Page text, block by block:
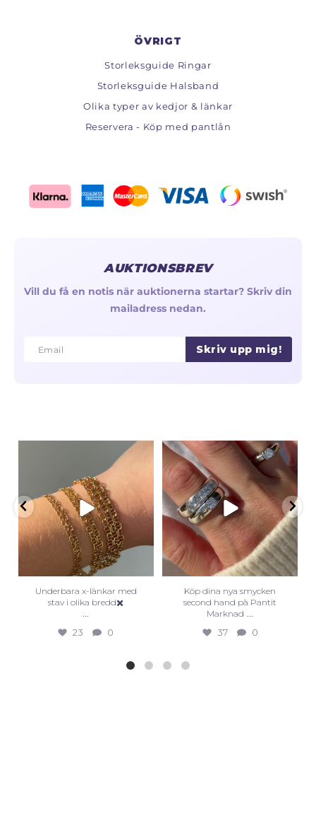
ÖVRIGT
Storleksguide Ringar
Storleksguide Halsband
Olika typer av kedjor & länkar
Reservera - Köp med pantlån
AUKTIONSBREV
Vill du få en notis när auktionerna startar? Skriv din
mailadress nedan.
Email
Email Skriv upp mig!
Underbara x-länkar med
stav i olika bredd✖️
...
23 0
Köp dina nya smycken
second hand på Pantit
Marknad ...
37 0